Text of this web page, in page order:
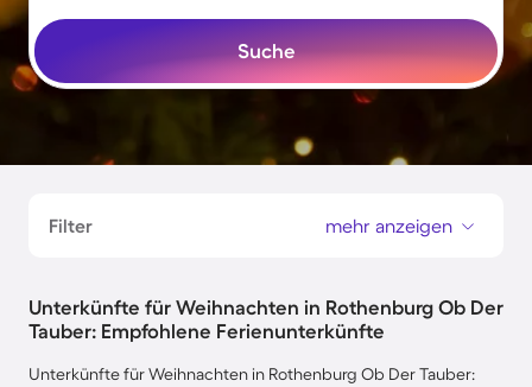
Suche
Filter mehr anzeigen
Unterkünfte für Weihnachten in Rothenburg Ob Der
Tauber: Empfohlene Ferienunterkünfte
Unterkünfte für Weihnachten in Rothenburg Ob Der Tauber: